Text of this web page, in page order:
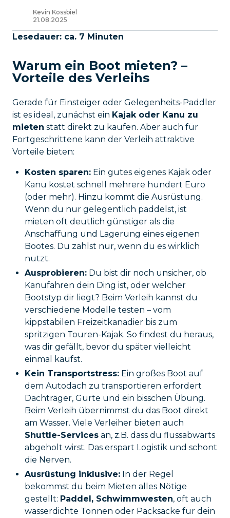
Kevin Kossbiel
21.08.2025
Lesedauer: ca. 7 Minuten
Warum ein Boot mieten? –
Vorteile des Verleihs
Gerade für Einsteiger oder Gelegenheits-Paddler
ist es ideal, zunächst ein Kajak oder Kanu zu
mieten statt direkt zu kaufen. Aber auch für
Fortgeschrittene kann der Verleih attraktive
Vorteile bieten:
Kosten sparen: Ein gutes eigenes Kajak oder
Kanu kostet schnell mehrere hundert Euro
(oder mehr). Hinzu kommt die Ausrüstung.
Wenn du nur gelegentlich paddelst, ist
mieten oft deutlich günstiger als die
Anschaffung und Lagerung eines eigenen
Bootes. Du zahlst nur, wenn du es wirklich
nutzt.
Ausprobieren: Du bist dir noch unsicher, ob
Kanufahren dein Ding ist, oder welcher
Bootstyp dir liegt? Beim Verleih kannst du
verschiedene Modelle testen – vom
kippstabilen Freizeitkanadier bis zum
spritzigen Touren-Kajak. So findest du heraus,
was dir gefällt, bevor du später vielleicht
einmal kaufst.
Kein Transportstress: Ein großes Boot auf
dem Autodach zu transportieren erfordert
Dachträger, Gurte und ein bisschen Übung.
Beim Verleih übernimmst du das Boot direkt
am Wasser. Viele Verleiher bieten auch
Shuttle-Services an, z.B. dass du flussabwärts
abgeholt wirst. Das erspart Logistik und schont
die Nerven.
Ausrüstung inklusive: In der Regel
bekommst du beim Mieten alles Nötige
gestellt: Paddel, Schwimmwesten, oft auch
wasserdichte Tonnen oder Packsäcke für dein